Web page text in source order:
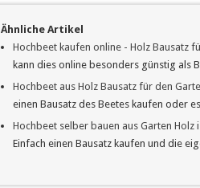
Ähnliche Artikel
Hochbeet kaufen online - Holz Bausatz
kann dies online besonders günstig als
Hochbeet aus Holz Bausatz für den
einen Bausatz des Beetes kaufen oder
Hochbeet selber bauen aus Garten Holz
Einfach einen Bausatz kaufen und die